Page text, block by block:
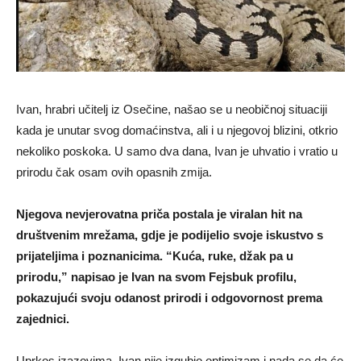
Ivan, hrabri učitelj iz Osečine, našao se u neobičnoj situaciji
kada je unutar svog domaćinstva, ali i u njegovoj blizini, otkrio
nekoliko poskoka. U samo dva dana, Ivan je uhvatio i vratio u
prirodu čak osam ovih opasnih zmija.
Njegova nevjerovatna priča postala je viralan hit na
društvenim mrežama, gdje je podijelio svoje iskustvo s
prijateljima i poznanicima. “Kuća, ruke, džak pa u
prirodu,” napisao je Ivan na svom Fejsbuk profilu,
pokazujući svoju odanost prirodi i odgovornost prema
zajednici.